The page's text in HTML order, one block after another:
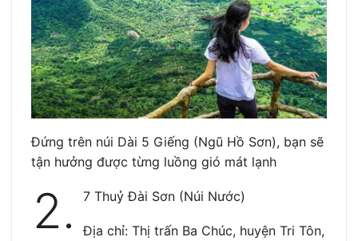
Đứng trên núi Dài 5 Giếng (Ngũ Hồ Sơn), bạn sẽ
tận hưởng được từng luồng gió mát lạnh
2. 7 Thuỷ Đài Sơn (Núi Nước)
Địa chỉ: Thị trấn Ba Chúc, huyện Tri Tôn,